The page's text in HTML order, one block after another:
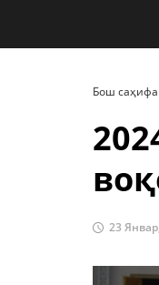
Бош саҳифа
23